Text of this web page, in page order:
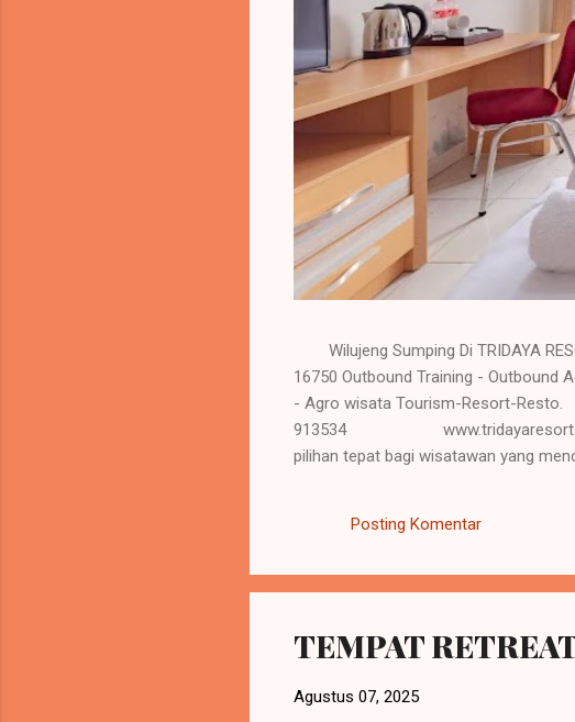
Wilujeng Sumping Di TRIDAYA
16750 Outbound Training -
- Agro wisata Tourism-
913534 www.tridayaresort.com
pilihan tepat bagi wisatawan yang
Posting Komentar
TEMPAT
Agustus 07, 2025